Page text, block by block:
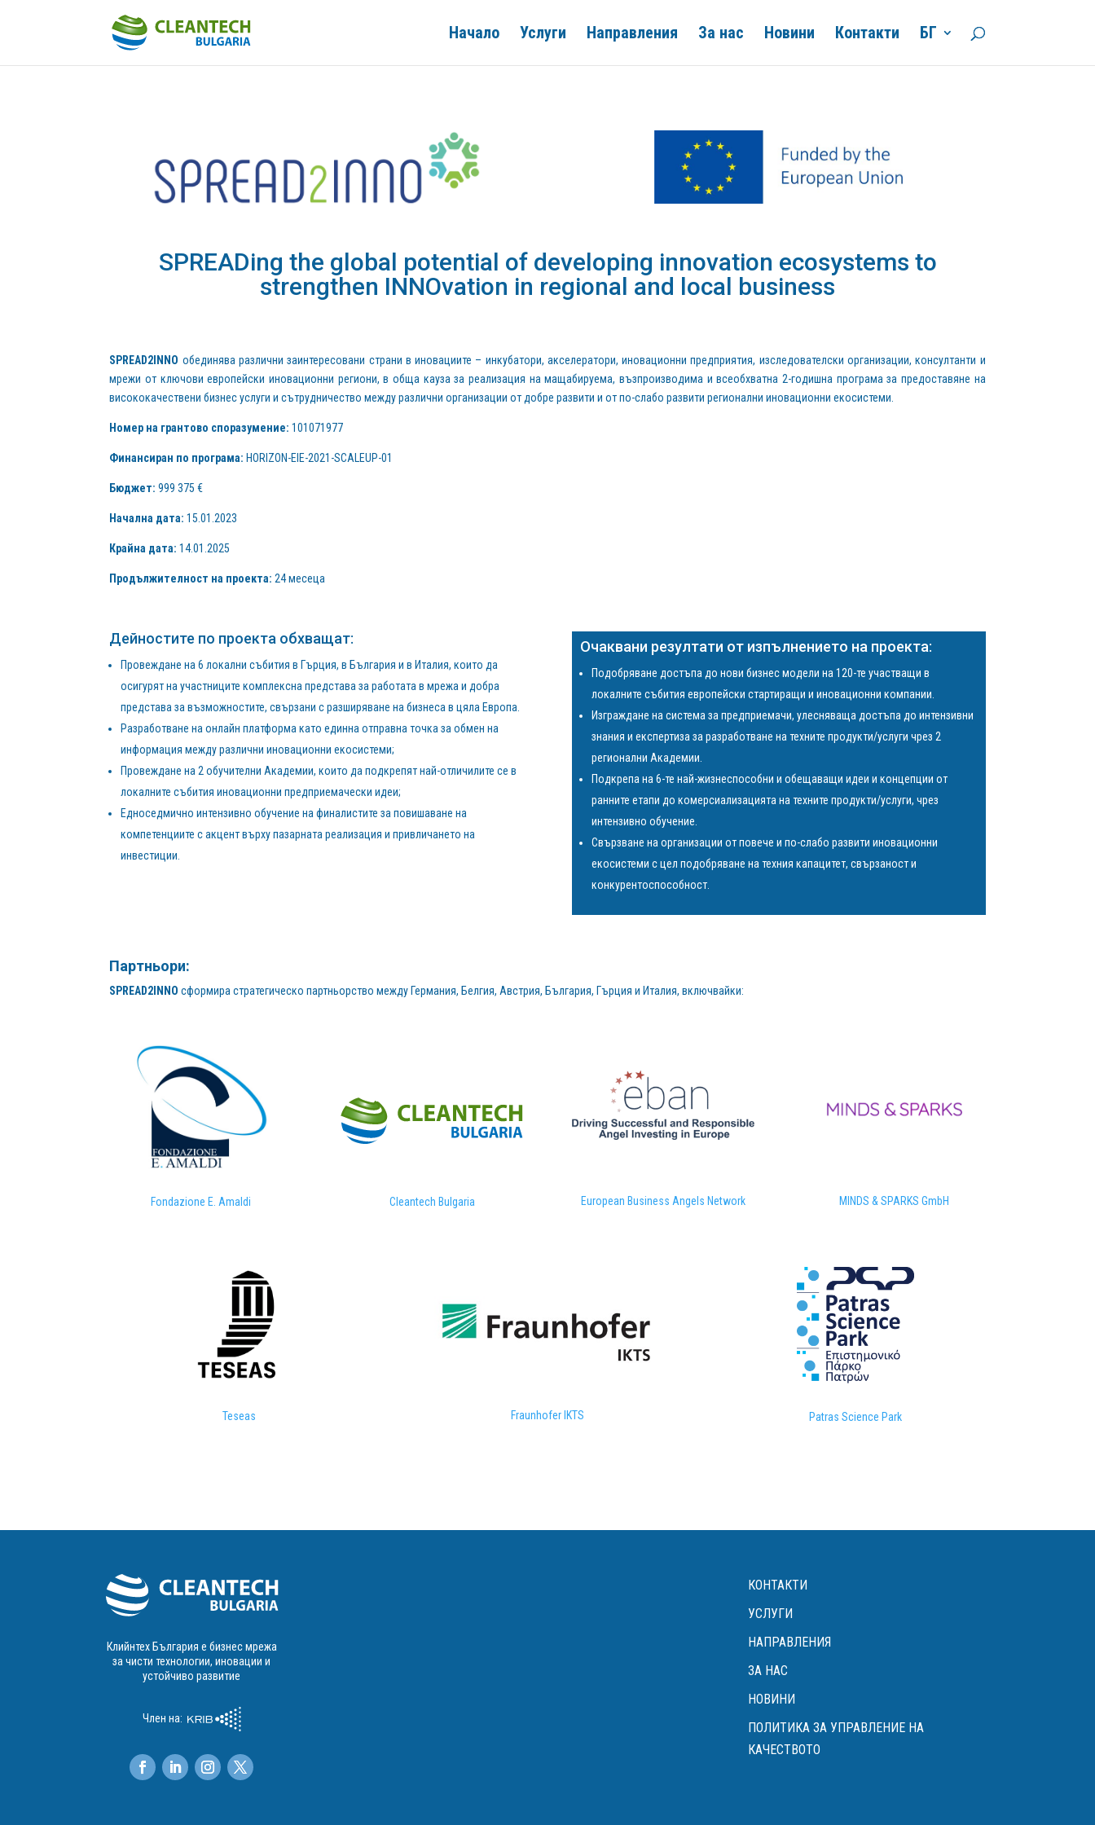
Начало Услуги Направления За нас Новини Контакти БГ
SPREАDing the global potential of developing innovation ecosystems to
strengthen INNOvation in regional and local business
SPREAD2INNO обединява различни заинтересовани страни в иновациите – инкубатори, акселератори, иновационни предприятия, изследователски организации, консултанти и
мрежи от ключови европейски иновационни региони, в обща кауза за реализация на мащабируема, възпроизводима и всеобхватна 2-годишна програма за предоставяне на
висококачествени бизнес услуги и сътрудничество между различни организации от добре развити и от по-слабо развити регионални иновационни екосистеми.
Номер на грантово споразумение: 101071977
Финансиран по програма:HORIZON-EIE-2021-SCALEUP-01
Бюджет: 999 375 €
Начална дата: 15.01.2023
Крайна дата: 14.01.2025
Продължителност на проекта: 24 месеца
Дейностите по проекта обхващат:
Провеждане на 6 локални събития в Гърция, в България и в Италия, които да
осигурят на участниците комплексна представа за работата в мрежа и добра
представа за възможностите, свързани с разширяване на бизнеса в цяла Европа.
Разработване на онлайн платформа като единна отправна точка за обмен на
информация между различни иновационни екосистеми;
Провеждане на 2 обучителни Академии, които да подкрепят най-отличилите се в
локалните събития иновационни предприемачески идеи;
Едноседмично интензивно обучение на финалистите за повишаване на
компетенциите с акцент върху пазарната реализация и привличането на
инвестиции.
Очаквани резултати от изпълнението на проекта:
Подобряване достъпа до нови бизнес модели на 120-те участващи в
локалните събития европейски стартиращи и иновационни компании.
Изграждане на система за предприемачи, улесняваща достъпа до интензивни
знания и експертиза за разработване на техните продукти/услуги чрез 2
регионални Академии.
Подкрепа на 6-те най-жизнеспособни и обещаващи идеи и концепции от
ранните етапи до комерсиализацията на техните продукти/услуги, чрез
интензивно обучение.
Свързване на организации от повече и по-слабо развити иновационни
екосистеми с цел подобряване на техния капацитет, свързаност и
конкурентоспособност.
Партньори:
SPREAD2INNO сформира стратегическо партньорство между Германия, Белгия, Австрия, България, Гърция и Италия, включвайки:
Fondazione E. Amaldi Cleantech Bulgaria European Business Angels Network MINDS & SPARKS GmbH
Teseas Fraunhofer IKTS Patras Science Park
Клийнтех България е бизнес мрежа
за чисти технологии, иновации и
устойчиво развитие
Член на:
КОНТАКТИ
УСЛУГИ
НАПРАВЛЕНИЯ
ЗА НАС
НОВИНИ
ПОЛИТИКА ЗА УПРАВЛЕНИЕ НА
КАЧЕСТВОТО